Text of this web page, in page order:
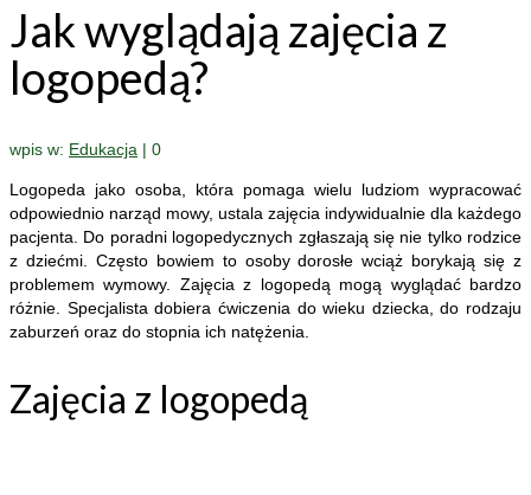
Jak wyglądają zajęcia z
logopedą?
wpis w: Edukacja | 0
Logopeda jako osoba, która pomaga wielu ludziom wypracować
odpowiednio narząd mowy, ustala zajęcia indywidualnie dla każdego
pacjenta. Do poradni logopedycznych zgłaszają się nie tylko rodzice
z dziećmi. Często bowiem to osoby dorosłe wciąż borykają się z
problemem wymowy. Zajęcia z logopedą mogą wyglądać bardzo
różnie. Specjalista dobiera ćwiczenia do wieku dziecka, do rodzaju
zaburzeń oraz do stopnia ich natężenia.
Zajęcia z logopedą